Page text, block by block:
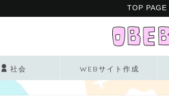
TOP
社会 WEBサイト作成